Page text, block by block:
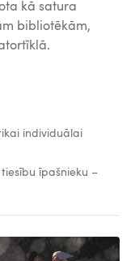
kā satura
bibliotēkām,
individuālai
īpašnieku –